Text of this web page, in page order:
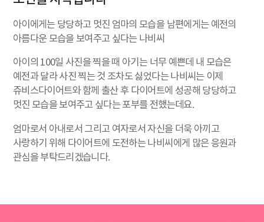
아이에게는 당당하고 멋진 엄마의 모습을 남편에게는 예전의
아름다운 모습을 보여주고 싶다는 나비씨
아이의 100일 사진을 찍을 때 아기는 너무 예쁜데 내 모습은
예전과 달라 사진 찍는 것 조차도 싫었다는 나비씨는 이제
쥬비스다이어트와 함께 출산 후 다이어트에 성공해 당당하고
멋진 모습을 보여주고 싶다는 포부를 전했는데요.
엄마로서 아내로서 그리고 여자로서 자신을 더욱 아끼고
사랑하기 위해 다이어트에 도전하는 나비씨에게 많은 응원과
관심을 부탁드리겠습니다.